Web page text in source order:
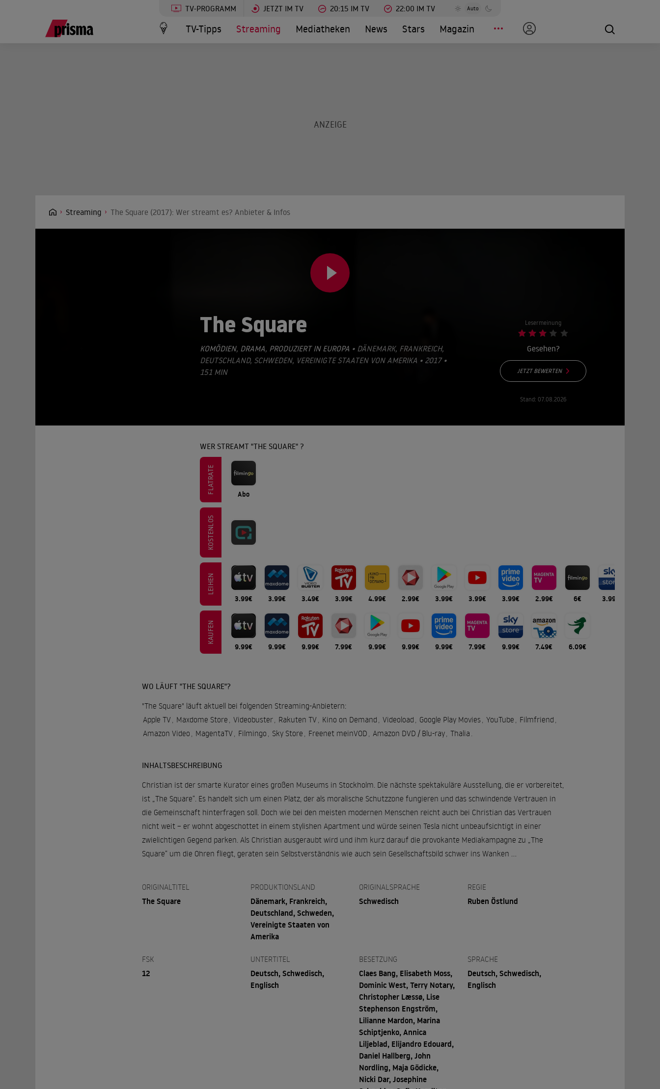
TV-PROGRAMM JETZT IM TV 20:15 IM TV 22:00 IM TV Auto
TV-Tipps Streaming Mediatheken News Stars Magazin
Streaming The Square (2017): Wer streamt es? Anbieter & Infos
The Square
KOMÖDIEN, DRAMA, PRODUZIERT IN EUROPA • DÄNEMARK, FRANKREICH,
DEUTSCHLAND, SCHWEDEN, VEREINIGTE STAATEN VON AMERIKA • 2017 •
151 MIN
Lesermeinung
Gesehen?
JETZT BEWERTEN
Stand: 07.08.2026
WER STREAMT "THE SQUARE" ?
FLATRATE Abo
KOSTENLOS
LEIHEN
3.99€ 3.99€ 3.49€ 3.99€ 4.99€ 2.99€ 3.99€ 3.99€ 3.99€ 2.99€ 6€ 3.99€
KAUFEN
9.99€ 9.99€ 9.99€ 7.99€ 9.99€ 9.99€ 9.99€ 7.99€ 9.99€ 7.49€ 6.09€
WO LÄUFT "THE SQUARE"?
"The Square" läuft aktuell bei folgenden Streaming-Anbietern:
Apple TV, Maxdome Store , Videobuster, Rakuten TV, Kino on Demand , Videoload , Google Play Movies, YouTube , Filmfriend ,
Amazon Video , MagentaTV, Filmingo , Sky Store , Freenet meinVOD , Amazon DVD / Blu-ray, Thalia .
INHALTSBESCHREIBUNG
Christian ist der smarte Kurator eines großen Museums in Stockholm. Die nächste spektakuläre Ausstellung, die er vorbereitet,
ist „The Square“. Es handelt sich um einen Platz, der als moralische Schutzzone fungieren und das schwindende Vertrauen in
die Gemeinschaft hinterfragen soll. Doch wie bei den meisten modernen Menschen reicht auch bei Christian das Vertrauen
nicht weit – er wohnt abgeschottet in einem stylishen Apartment und würde seinen Tesla nicht unbeaufsichtigt in einer
zwielichtigen Gegend parken. Als Christian ausgeraubt wird und ihm kurz darauf die provokante Mediakampagne zu „The
Square“ um die Ohren fliegt, geraten sein Selbstverständnis wie auch sein Gesellschaftsbild schwer ins Wanken …
ORIGINALTITEL
The Square
PRODUKTIONSLAND
Dänemark, Frankreich,
Deutschland, Schweden,
Vereinigte Staaten von
Amerika
ORIGINALSPRACHE
Schwedisch
REGIE
Ruben Östlund
FSK
12
UNTERTITEL
Deutsch, Schwedisch,
Englisch
BESETZUNG
Claes Bang, Elisabeth Moss,
Dominic West, Terry Notary,
Christopher Læssø, Lise
Stephenson Engström,
Lilianne Mardon, Marina
Schiptjenko, Annica
Liljeblad, Elijandro Edouard,
Daniel Hallberg, John
Nordling, Maja Gödicke,
Nicki Dar, Josephine
SPRACHE
Deutsch, Schwedisch,
Englisch